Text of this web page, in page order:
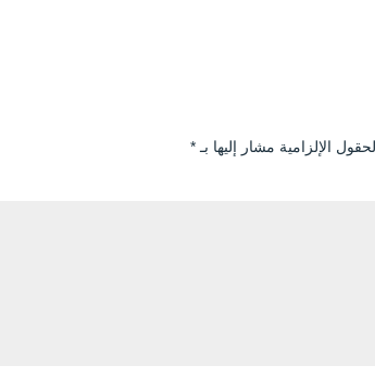
الإلزامية مشار إليها بـ *